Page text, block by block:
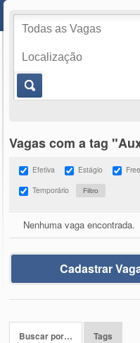
Vagas com a tag
Efetiva Estágio
Temporário
Nenhuma vaga encontrada.
Cadastrar
Buscar por… Tags